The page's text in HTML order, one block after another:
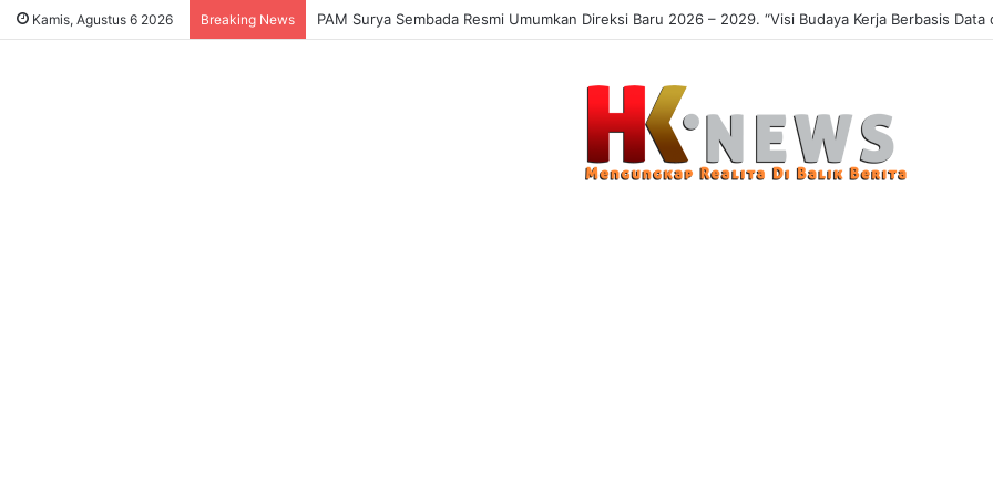
Kamis, Agustus 6 2026 Breaking News Sukses Tekan Bansos Salah Sasaran, Uji Coba Perlinsos Digital di Surabaya Hampir 100 Persen